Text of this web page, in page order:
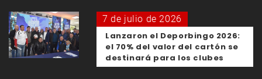
7 de julio de 2026
Lanzaron el Deporbingo 2026:
el 70% del valor del cartón se
destinará para los clubes